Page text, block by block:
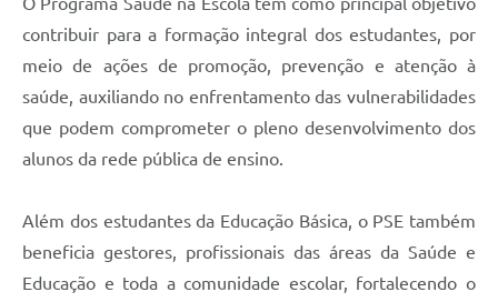
contribuir para a formação integral dos estudantes, por
meio de ações de promoção, prevenção e atenção à
saúde, auxiliando no enfrentamento das vulnerabilidades
que podem comprometer o pleno desenvolvimento dos
alunos da rede pública de ensino.
Além dos estudantes da Educação Básica, o PSE também
beneficia gestores, profissionais das áreas da Saúde e
Educação e toda a comunidade escolar, fortalecendo o